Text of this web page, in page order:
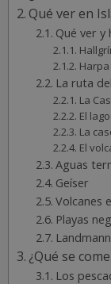
Qué ver en
Qué ver y
Harpa
La ruta
La
El
La
El
Aguas
Geíser
Volcanes
Playas
¿Qué se
Los